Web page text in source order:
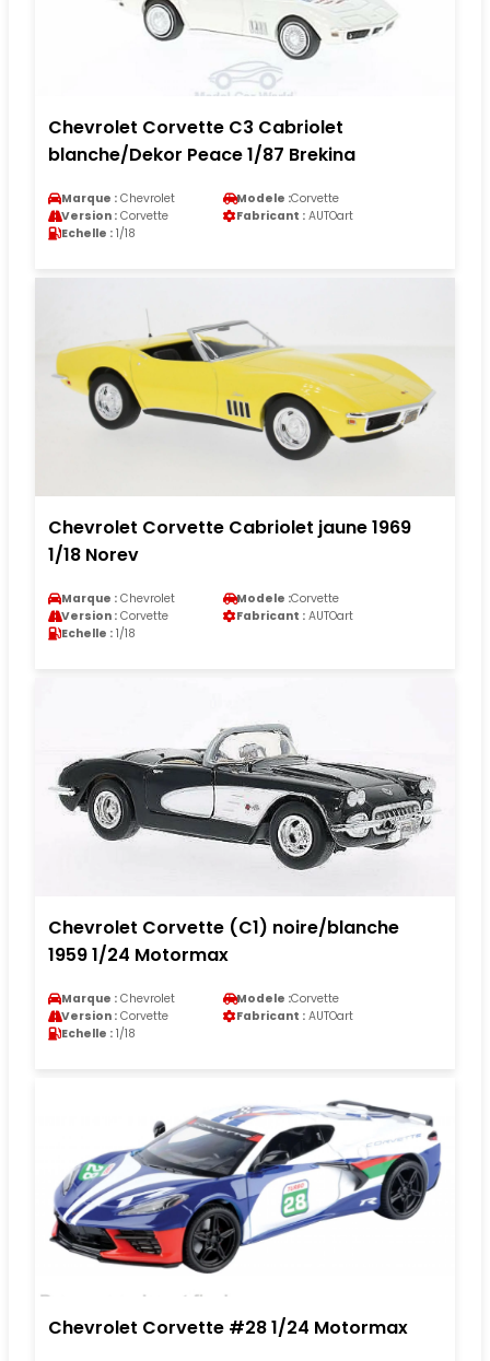
Chevrolet Corvette C3 Cabriolet
blanche/Dekor Peace 1/87 Brekina
Marque : Chevrolet Modele :Corvette
Version : Corvette Fabricant : AUTOart
Echelle : 1/18
Chevrolet Corvette Cabriolet jaune 1969
1/18 Norev
Marque : Chevrolet Modele :Corvette
Version : Corvette Fabricant : AUTOart
Echelle : 1/18
Chevrolet Corvette (C1) noire/blanche
1959 1/24 Motormax
Marque : Chevrolet Modele :Corvette
Version : Corvette Fabricant : AUTOart
Echelle : 1/18
Chevrolet Corvette #28 1/24 Motormax